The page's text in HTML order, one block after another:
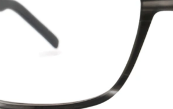
132 mm
Brillenbreite
Glasbreite
Glasbreite